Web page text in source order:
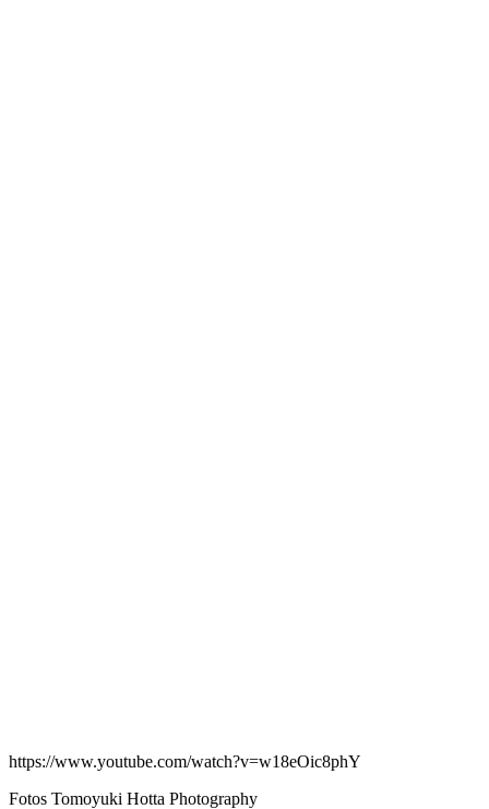
https://www.youtube.com/watch?v=w18eOic8phY
Fotos Tomoyuki Hotta Photography